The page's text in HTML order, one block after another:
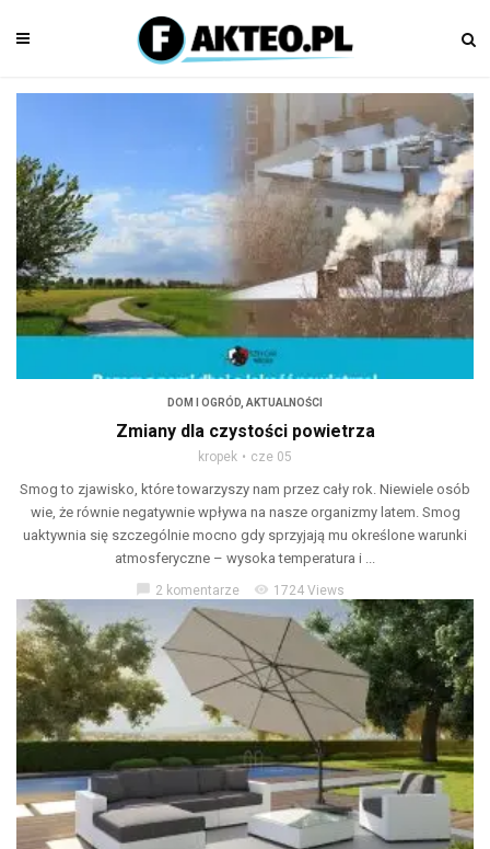
DOM I OGRÓD, AKTUALNOŚCI
Zmiany dla czystości powietrza
kropek cze 05
Smog to zjawisko, które towarzyszy nam przez cały rok. Niewiele osób
wie, że równie negatywnie wpływa na nasze organizmy latem. Smog
uaktywnia się szczególnie mocno gdy sprzyjają mu określone warunki
atmosferyczne – wysoka temperatura i ...
chat_bubble 2 komentarze visibility 1724 Views